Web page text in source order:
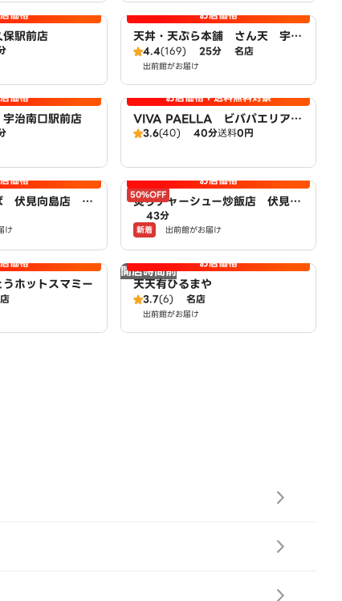
価格
駅前店
お店価格
天丼・天ぷら本舗 さん天 宇治
小倉店
4.4(169) 25分 名店
出前館がお届け
価格
治南口駅前店
お店価格＋送料無料対象
VIVA PAELLA ビバパエリア
京都宇治店
3.6(40) 40分送料0円
価格
伏見向島店 p
け
50%OFF
お店価格
炙りチャーシュー炒飯店 伏見向
島店 powered by LAWSON
43分
新着 出前館がお届け
価格
ホットスマミー
開店時間前 お店価格
天天有ひるまや
3.7(6) 名店
出前館がお届け